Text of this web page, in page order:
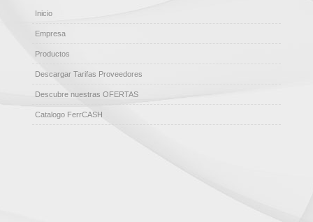
Inicio
Empresa
Productos
Descargar Tarifas Proveedores
Descubre nuestras OFERTAS
Catalogo FerrCASH